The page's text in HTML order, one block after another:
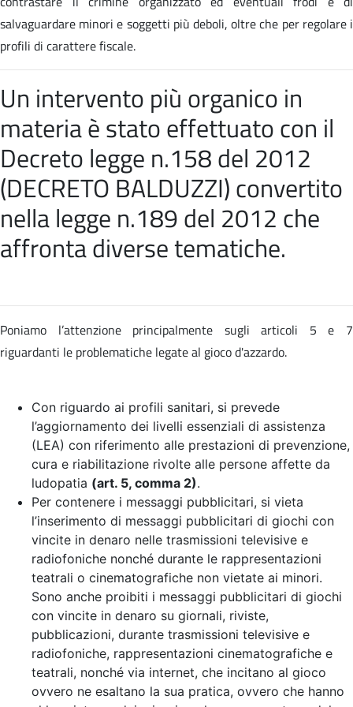
salvaguardare minori e soggetti più deboli, oltre che per regolare i
profili di carattere fiscale.
Un intervento più organico in
materia è stato effettuato con il
Decreto legge n.158 del 2012
(DECRETO BALDUZZI) convertito
nellalegge n.189 del 2012 che
affronta diverse tematiche.
Poniamo l’attenzione principalmente sugli articoli 5 e 7
riguardanti le problematiche legate al gioco d'azzardo.
Con riguardo ai profili sanitari, si prevede
l’aggiornamento dei livelli essenziali di assistenza
(LEA) con riferimento alle prestazioni di prevenzione,
cura e riabilitazione rivolte alle persone affette da
ludopatia (art. 5, comma 2).
Per contenere i messaggi pubblicitari, si vieta
l’inserimento di messaggi pubblicitari di giochi con
vincite in denaro nelle trasmissioni televisive e
radiofoniche nonché durante le rappresentazioni
teatrali o cinematografiche non vietate ai minori.
Sono anche proibiti i messaggi pubblicitari di giochi
con vincite in denaro su giornali, riviste,
pubblicazioni, durante trasmissioni televisive e
radiofoniche, rappresentazioni cinematografiche e
teatrali, nonché via internet, che incitano al gioco
ovvero ne esaltano la sua pratica, ovvero che hanno